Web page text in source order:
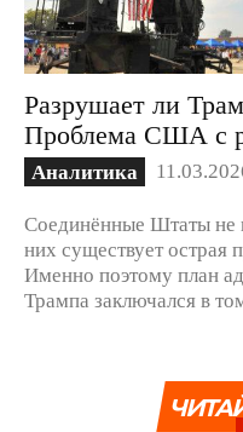
Разрушает ли
Проблема США с
Аналитика
Соединённые Штаты не
них существует острая
Именно поэтому план
Трампа заключался в